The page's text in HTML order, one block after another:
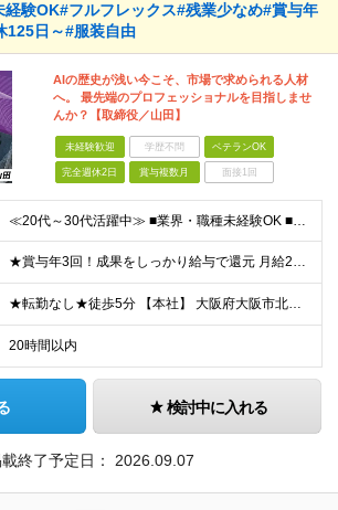
験OK#フルフレックス#残業少なめ#賞与年
125日～#服装自由
AIの歴史が浅い今こそ、市場で求められる人材
へ。 最先端のプロフェッショナルを目指しませ
んか？【取締役／山田】
未経験歓迎 学歴不問 ベテランOK
完全週休2日 賞与複数月 面接1回
≪20代～30代活躍中≫ ■業界・職種未経験OK ■大卒以上 ■第二新卒歓迎 ■ブランクOK ◎社長が30代後半＆平均年齢も20代後半なので、 近い年齢の人が多く話しやすい職場環境です！
★賞与年3回！成果をしっかり給与で還元 月給25万～40万円＋賞与年3回＋各種手当 ▼マネジメント経験者 月給40万～70万円＋賞与年3回＋各種手当 ◎将来的には年収1000万円以上も可能 ※経
★転勤なし★徒歩5分 【本社】 大阪府大阪市北区堂島2-3-5 JPR堂島ウエスト 2F ※(変更の範囲)上記を除く当社関連勤務地
20時間以内
検討中に入れる
終了予定日： 2026.09.07